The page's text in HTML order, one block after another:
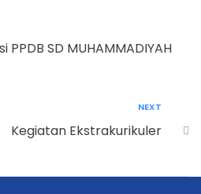
SD MUHAMMADIYAH
NEXT
Kegiatan Ekstrakurikuler